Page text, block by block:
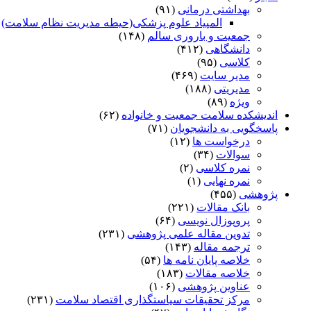
بهداشتی درمانی (۹۱)
المپیاد علوم پزشکی(حیطه مدیریت نظام سلامت)
جمعیت و باروری سالم (۱۴۸)
دانشگاهی (۴۱۲)
کلاسی (۹۵)
مدیر سایت (۴۶۹)
مدیریتی (۱۸۸)
ویژه (۸۹)
اندیشکده سلامت جمعیت و خانواده (۶۲)
پاسخگویی به دانشجویان (۷۱)
درخواست ها (۱۲)
سوالات (۳۴)
نمره کلاسی (۲)
نمره نهایی (۱)
پژوهشی (۴۵۵)
بانک مقالات (۲۲۱)
پروپوزال نویسی (۶۴)
تدوین مقاله علمی پژوهشی (۲۳۱)
ترجمه مقاله (۱۴۳)
خلاصه پایان نامه ها (۵۴)
خلاصه مقالات (۱۸۳)
عناوین پژوهشی (۱۰۶)
مرکز تحقیقات سیاستگذاری اقتصاد سلامت (۲۳۱)